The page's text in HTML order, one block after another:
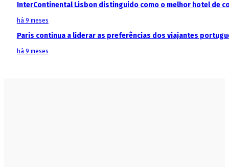
InterContinental Lisbon distinguido como o melhor hotel de
há 9 meses
Paris continua a liderar as preferências dos viajantes
há 9 meses